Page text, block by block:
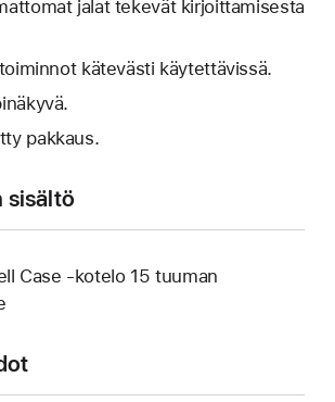
jalat tekevät kirjoittamisesta
kätevästi käytettävissä.
pakkaus.
sisältö
Case ‑kotelo 15 tuuman